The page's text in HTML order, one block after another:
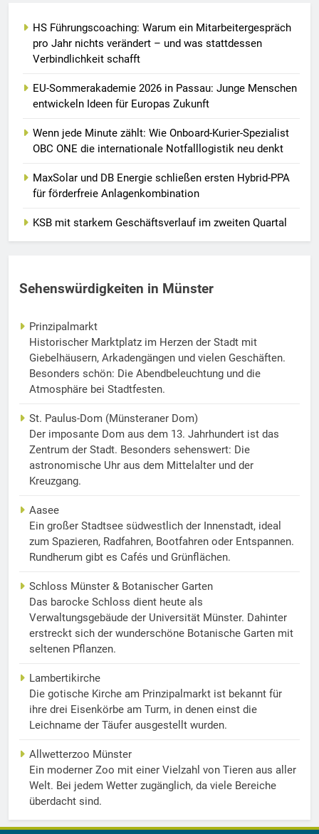
HS Führungscoaching: Warum ein Mitarbeitergespräch
pro Jahr nichts verändert – und was stattdessen
Verbindlichkeit schafft
EU-Sommerakademie 2026 in Passau: Junge Menschen
entwickeln Ideen für Europas Zukunft
Wenn jede Minute zählt: Wie Onboard-Kurier-Spezialist
OBC ONE die internationale Notfalllogistik neu denkt
MaxSolar und DB Energie schließen ersten Hybrid-PPA
für förderfreie Anlagenkombination
KSB mit starkem Geschäftsverlauf im zweiten Quartal
Sehenswürdigkeiten in Münster
Prinzipalmarkt
Historischer Marktplatz im Herzen der Stadt mit
Giebelhäusern, Arkadengängen und vielen Geschäften.
Besonders schön: Die Abendbeleuchtung und die
Atmosphäre bei Stadtfesten.
St. Paulus-Dom (Münsteraner Dom)
Der imposante Dom aus dem 13. Jahrhundert ist das
Zentrum der Stadt. Besonders sehenswert: Die
astronomische Uhr aus dem Mittelalter und der
Kreuzgang.
Aasee
Ein großer Stadtsee südwestlich der Innenstadt, ideal
zum Spazieren, Radfahren, Bootfahren oder Entspannen.
Rundherum gibt es Cafés und Grünflächen.
Schloss Münster & Botanischer Garten
Das barocke Schloss dient heute als
Verwaltungsgebäude der Universität Münster. Dahinter
erstreckt sich der wunderschöne Botanische Garten mit
seltenen Pflanzen.
Lambertikirche
Die gotische Kirche am Prinzipalmarkt ist bekannt für
ihre drei Eisenkörbe am Turm, in denen einst die
Leichname der Täufer ausgestellt wurden.
Allwetterzoo Münster
Ein moderner Zoo mit einer Vielzahl von Tieren aus aller
Welt. Bei jedem Wetter zugänglich, da viele Bereiche
überdacht sind.